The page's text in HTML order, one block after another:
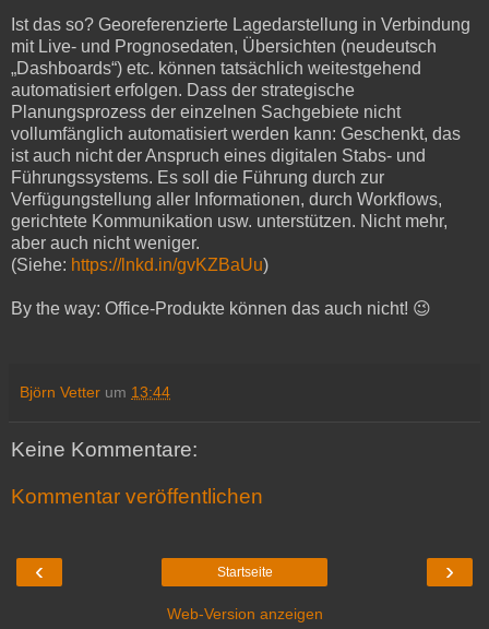
Ist das so? Georeferenzierte Lagedarstellung in Verbindung
mit Live- und Prognosedaten, Übersichten (neudeutsch
„Dashboards“) etc. können tatsächlich weitestgehend
automatisiert erfolgen. Dass der strategische
Planungsprozess der einzelnen Sachgebiete nicht
vollumfänglich automatisiert werden kann: Geschenkt, das
ist auch nicht der Anspruch eines digitalen Stabs- und
Führungssystems. Es soll die Führung durch zur
Verfügungstellung aller Informationen, durch Workflows,
gerichtete Kommunikation usw. unterstützen. Nicht mehr,
aber auch nicht weniger.
(Siehe: https://lnkd.in/gvKZBaUu)
By the way: Office-Produkte können das auch nicht! 😉
Björn Vetter um 13:44
Keine Kommentare:
Kommentar veröffentlichen
‹ ›
Startseite
Web-Version anzeigen